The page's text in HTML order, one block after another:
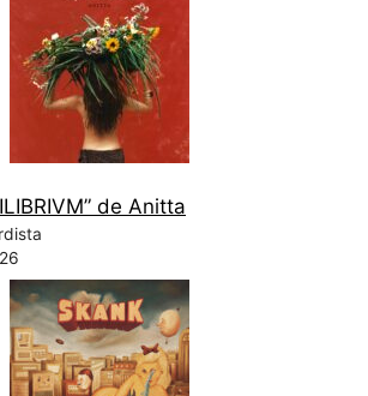
de Anitta